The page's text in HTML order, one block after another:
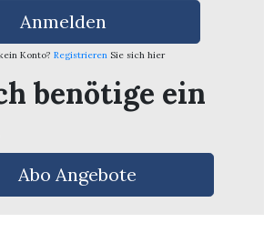
Anmelden
Konto? Registrieren Sie sich hier
benötige ein
Abo Angebote